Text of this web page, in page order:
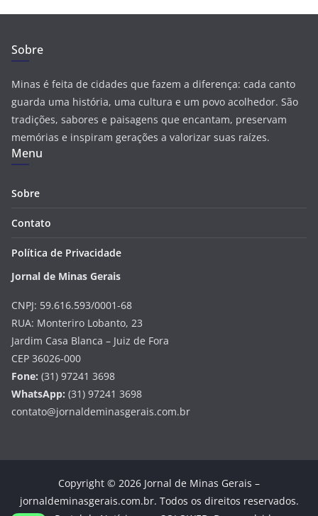
Sobre
Minas é feita de cidades que fazem a diferença: cada canto
guarda uma história, uma cultura e um povo acolhedor. São
tradições, sabores e paisagens que encantam, preservam
memórias e inspiram gerações a valorizar suas raízes.
Menu
Sobre
Contato
Política de Privacidade
Jornal de Minas Gerais
CNPJ: 59.616.593/0001-68
RUA: Monteriro Lobanto, 23
Jardim Casa Blanca – Juiz de Fora
CEP 36026-000
Fone: (31) 97241 3698
WhatsApp: (31) 97241 3698
contato@jornaldeminasgerais.com.br
Copyright © 2026 Jornal de Minas Gerais –
jornaldeminasgerais.com.br. Todos os direitos reservados.